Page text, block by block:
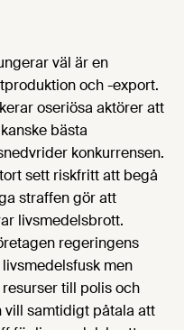
väl är en
och -export.
oseriösa aktörer att
bästa
konkurrensen.
sett riskfritt att begå
straffen gör att
livsmedelsbrott.
regeringens
men
till polis och
vill samtidigt påtala att